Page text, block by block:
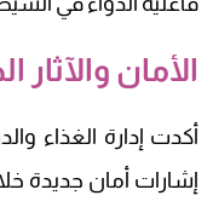
الأمان والآثار
أكدت إدارة الغذاء
إشارات أمان جديدة